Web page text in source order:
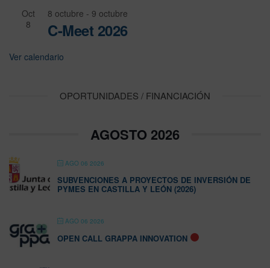
Oct
8
8 octubre - 9 octubre
C-Meet 2026
Ver calendario
OPORTUNIDADES / FINANCIACIÓN
AGOSTO 2026
AGO 06 2026
SUBVENCIONES A PROYECTOS DE INVERSIÓN DE
PYMES EN CASTILLA Y LEÓN (2026)
AGO 06 2026
OPEN CALL GRAPPA INNOVATION